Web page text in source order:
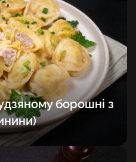
борошні з